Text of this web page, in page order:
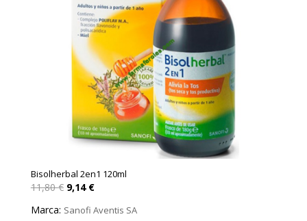
Bisolherbal 2en1 120ml
11,80€ El
precio
original
era:
9,14 €El
actual
es:
Marca: Sanofi Aventis SA